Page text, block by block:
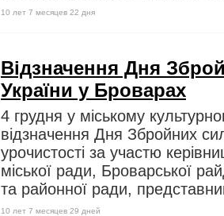
10 лет 7 месяцев 22 дня
Відзначення Дня
України у Броварах
4 грудня у міському
відзначення Дня Збройних
урочистості за участю
міської ради, Броварської
та районної ради,
10 лет 7 месяцев 29 дней